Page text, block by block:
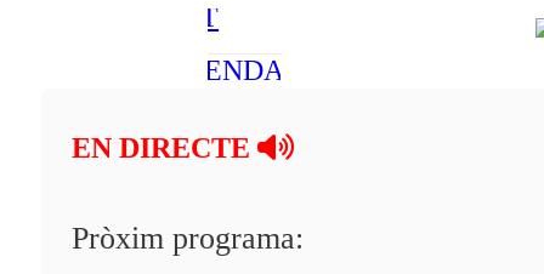
AMBIENT
AGENDA
Programació
EN DIRECTE
Pròxim programa: